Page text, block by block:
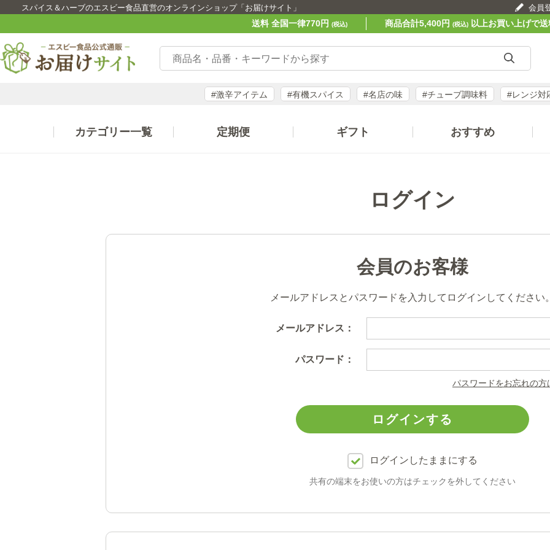
スパイス＆ハーブのエスビー食品直営のオンラインショップ「お届けサイト」 会員
送料 全国一律770円 (税込) 商品合計5,400円 (税込)以上お買い上げで送
#激辛アイテム #有機スパイス #名店の味 #チューブ調味料 #レンジ対
カテゴリー一覧 定期便 ギフト おすすめ
ログイン
会員のお客様
メールアドレスとパスワードを入力してログインしてください。
メールアドレス：
パスワード：
パスワードをお忘れの方
ログインしたままにする
共有の端末をお使いの方はチェックを外してください